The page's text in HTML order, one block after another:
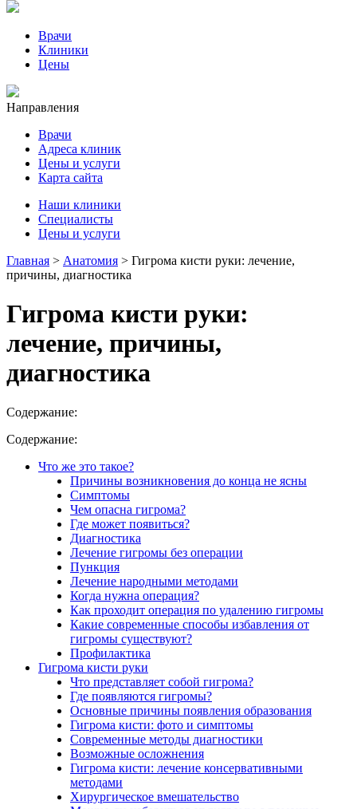
Врачи
Клиники
Цены
Направления
Врачи
Адреса клиник
Цены и услуги
Карта сайта
Наши клиники
Специалисты
Цены и услуги
Главная > Анатомия > Гигрома кисти руки: лечение,
причины, диагностика
Гигрома кисти руки:
лечение, причины,
диагностика
Содержание:
Содержание:
Что же это такое?
Причины возникновения до конца не ясны
Симптомы
Чем опасна гигрома?
Где может появиться?
Диагностика
Лечение гигромы без операции
Пункция
Лечение народными методами
Когда нужна операция?
Как проходит операция по удалению гигромы
Какие современные способы избавления от
гигромы существуют?
Профилактика
Гигрома кисти руки
Что представляет собой гигрома?
Где появляются гигромы?
Основные причины появления образования
Гигрома кисти: фото и симптомы
Современные методы диагностики
Возможные осложнения
Гигрома кисти: лечение консервативными
методами
Хирургическое вмешательство